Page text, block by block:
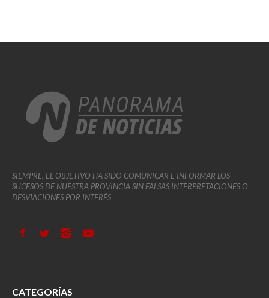
SIEMPRE, EL OBJETIVO HA SIDO COMUNICAR E INFORMAR LOS
SUCESOS DE NUESTRA PROVINCIA SIN FALSAS INTERPRETACIONES O
DESVIACIONES POR INTERÉS
CATEGORÍAS